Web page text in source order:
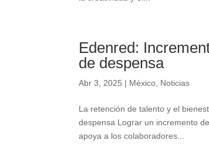
Edenred:
de despensa
Abr 3, 2025 | México Noticias
La retención de talento y el
despensa Lograr un incremento
apoya a los colaboradores...